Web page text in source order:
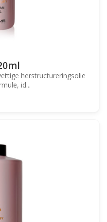
herstructureringsolie
id...